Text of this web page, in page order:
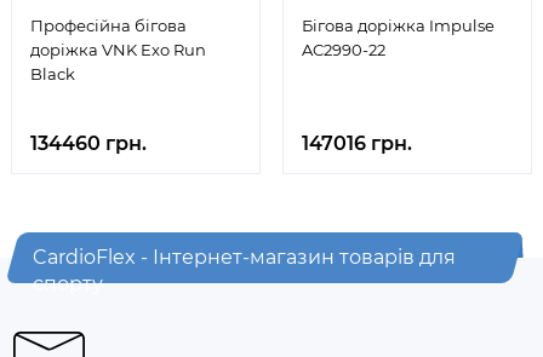
Професійна бігова
доріжка VNK Exo Run
Black
134460 грн.
Бігова доріжка Impulse
AC2990-22
147016 грн.
CardioFlex - Інтернет-магазин товарів для
спорту